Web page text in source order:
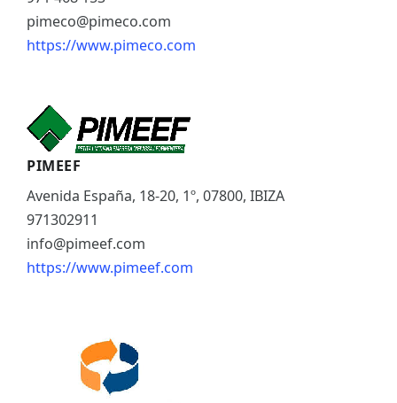
pimeco@pimeco.com
https://www.pimeco.com
PIMEEF
Avenida España, 18-20, 1º, 07800, IBIZA
971302911
info@pimeef.com
https://www.pimeef.com